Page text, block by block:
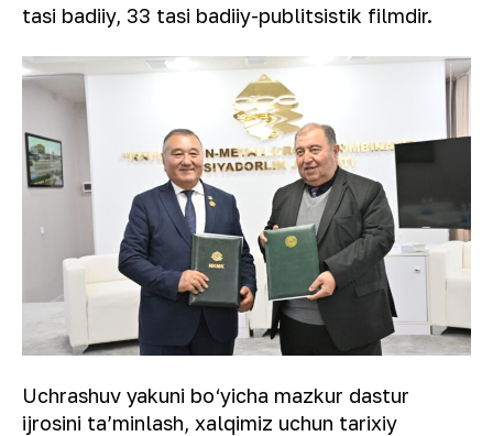
tasi badiiy, 33 tasi badiiy-publitsistik filmdir.
Uchrashuv yakuni bo‘yicha mazkur dastur
ijrosini taʼminlash, xalqimiz uchun tarixiy